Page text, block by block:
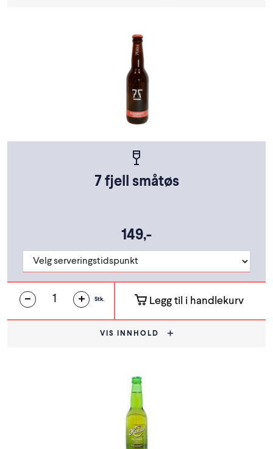
7 fjell småtøs
149,-
Stk. Legg til i handlekurv
VIS INNHOLD